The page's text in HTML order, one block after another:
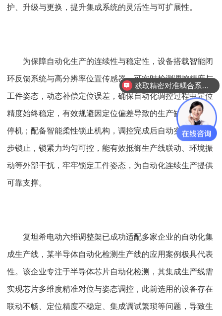
护、升级与更换，提升集成系统的灵活性与可扩展性。
为保障自动化生产的连续性与稳定性，设备搭载智能闭
环反馈系统与高分辨率位置传感器，可实时检测调控精度与
工件姿态，动态补偿定位误差，确保自动化调控过程中定位
精度始终稳定，有效规避因定位偏差导致的生产缺陷与系统
停机；配备智能柔性锁止机构，调控完成后自动实现六维同
步锁止，锁紧力均匀可控，能有效抵御生产线联动、环境振
动等外部干扰，牢牢锁定工件姿态，为自动化连续生产提供
可靠支撑。
复坦希电动六维调整架已成功适配多家企业的自动化集
成生产线，某半导体自动化检测生产线的应用案例极具代表
性。该企业专注于半导体芯片自动化检测，其集成生产线需
实现芯片多维度精准对位与姿态调控，此前选用的设备存在
联动不畅、定位精度不稳定、集成调试繁琐等问题，导致生
获取精密对准耦合系统技术方案